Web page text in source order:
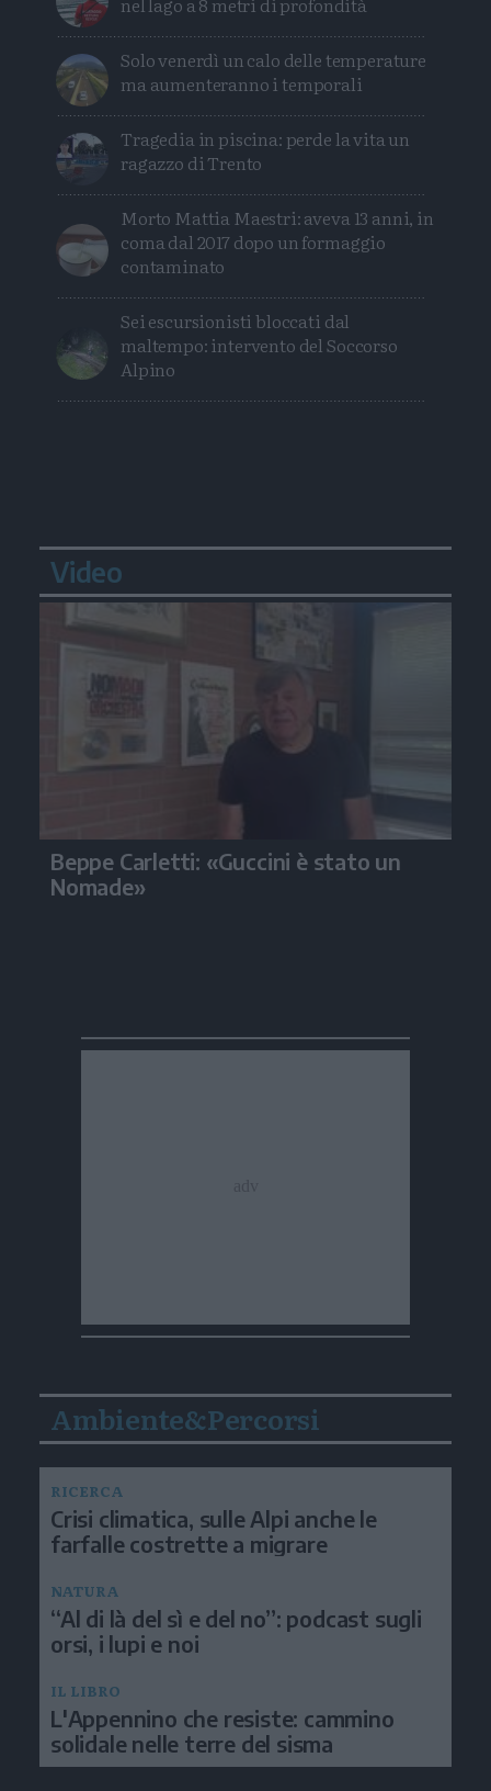
Solo venerdì un calo delle temperature
ma aumenteranno i temporali
Tragedia in piscina: perde la vita un
ragazzo di Trento
Morto Mattia Maestri: aveva 13 anni, in
coma dal 2017 dopo un formaggio
contaminato
Sei escursionisti bloccati dal
maltempo: intervento del Soccorso
Alpino
Video
Beppe Carletti: «Guccini è stato un
Nomade»
Ambiente&Percorsi
RICERCA
Crisi climatica, sulle Alpi anche le
farfalle costrette a migrare
NATURA
“Al di là del sì e del no”: podcast sugli
orsi, i lupi e noi
IL LIBRO
L'Appennino che resiste: cammino
solidale nelle terre del sisma